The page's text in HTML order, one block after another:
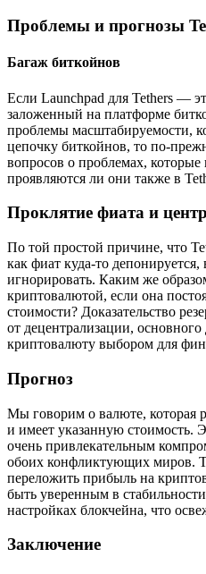
Проблемы и прогнозы
Багаж биткойнов
Если Launchpad для Tethers —
заложенный на платформе
проблемы масштабируемости,
цепочку биткойнов, то по-
вопросов о проблемах,
проявляются ли они также в
Проклятие фиата и
По той простой причине, что
как фиат куда-то
игнорировать. Каким же
криптовалютой, если она
стоимости? Доказательство
от децентрализации, основного
криптовалюту выбором для
Прогноз
Мы говорим о валюте, которая
и имеет указанную стоимость.
очень привлекательным
обоих конфликтующих миров.
переложить прибыль на
быть уверенным в
настройках блокчейна, что
Заключение